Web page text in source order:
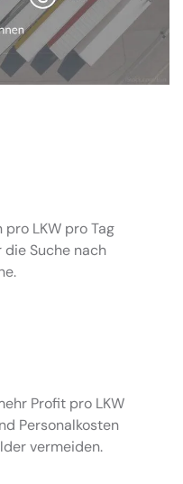
pro LKW pro Tag
die Suche nach
Profit pro LKW
Personalkosten
vermeiden.